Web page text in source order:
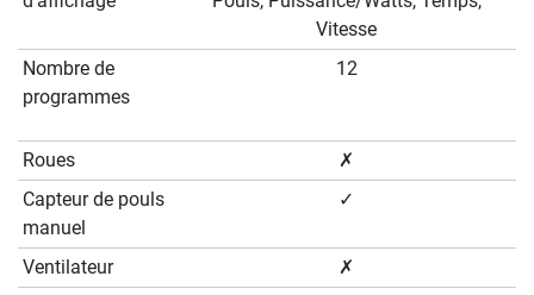
Vitesse
Nombre de
programmes
12
Roues
✗
Capteur de pouls
manuel
✓
Ventilateur
✗